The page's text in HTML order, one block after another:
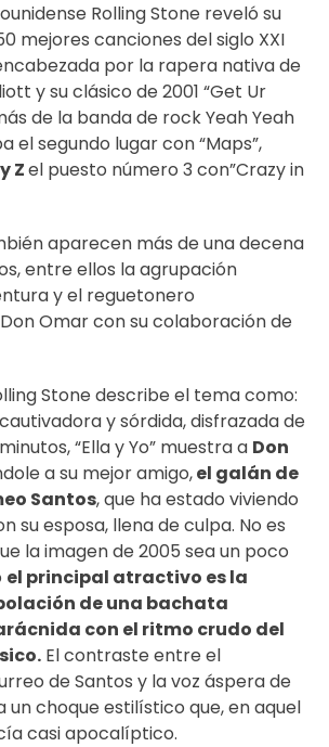
Rolling Stone reveló su
mejores canciones del siglo XXI
por la rapera nativa de
y su clásico de 2001 “Get Ur
de la banda de rock Yeah Yeah
el segundo lugar con “Maps”,
Zel puesto número 3 con”Crazy in
aparecen más de una decena
entre ellos la agrupación
y el reguetonero
Omar con su colaboración de
Stone describe el tema como:
y sórdida, disfrazada de
“Ella y Yo” muestra a Don
a su mejor amigo,el galán de
Santos, que ha estado viviendo
su esposa, llena de culpa. No es
la imagen de 2005 sea un poco
el principal atractivo es la
de una bachata
con el ritmo crudo del
El contraste entre el
de Santos y la voz áspera de
un choque estilístico que, en aquel
casi apocalíptico.